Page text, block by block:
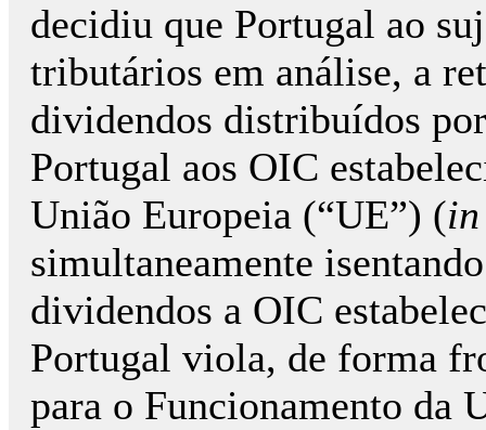
decidiu que Portugal ao
tributários em análise, a
dividendos distribuídos
Portugal aos OIC
União Europeia (“UE”) (
simultaneamente
dividendos a OIC
Portugal viola, de forma
para o Funcionamento da